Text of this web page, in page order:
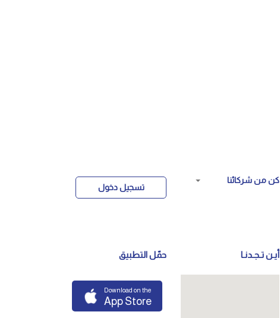
كن من شركائنا
تسجيل دخول
أيـن تـجـدنـا حمّل التطبيق
Download on the
App Store